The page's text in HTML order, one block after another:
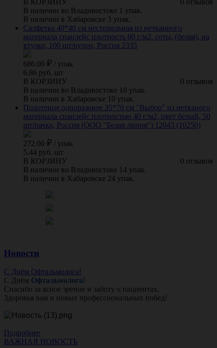
В наличии во Владивостоке 1 упак.
В наличии в Хабаровске 3 упак.
Салфетка 40*40 см нестерильная из нетканного
материала спанлейс плотность 60 г/м2, соты, (белая), на
втулке, 100 шт/рулон, Россия 2335
686.00 / упак
6.86 руб. шт
0 отзывов
В КОРЗИНУ
В наличии во Владивостоке 10 упак.
В наличии в Хабаровске 10 упак.
Полотенце одноразовое 35*70 см "Выбор" из нетканого
материала спанлейс плотностью 40 г/м2, цвет белый, 50
шт/пачка, Россия (ООО "Белая линия") 12043 (10250)
272.00 / упак
5.44 руб. шт
0 отзывов
В КОРЗИНУ
В наличии во Владивостоке 14 упак.
В наличии в Хабаровске 24 упак.
Новости
С Днём Офтальмолога!
С Днём Офтальмолога!
Спасибо за ясное зрение и заботу о пациентах.
Здоровья вам и новых профессиональных побед!
Подробнее
ВАЖНАЯ НОВОСТЬ